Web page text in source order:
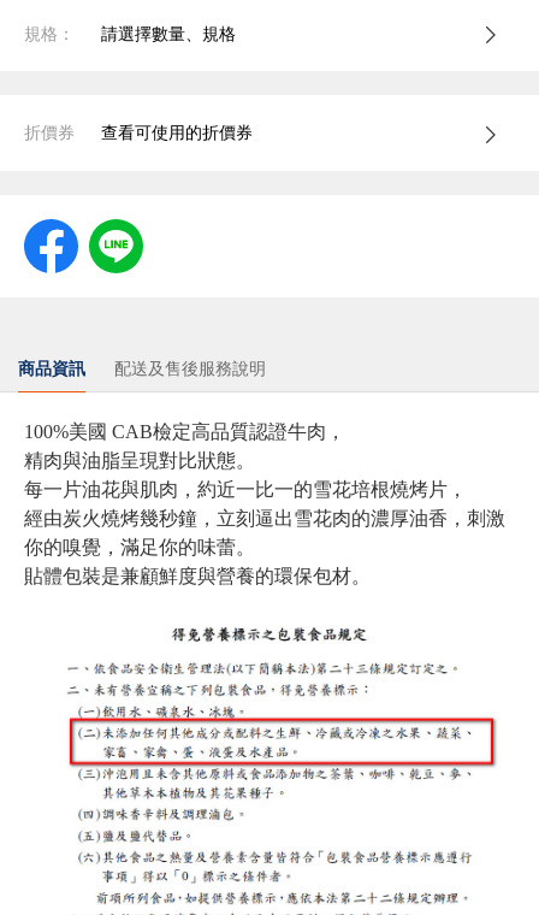
規格： 請選擇數量、規格
折價券 查看可使用的折價券
商品資訊 配送及售後服務說明
100%美國 CAB檢定高品質認證牛肉，
精肉與油脂呈現對比狀態。
每一片油花與肌肉，約近一比一的雪花培根燒烤片，
經由炭火燒烤幾秒鐘， 立刻逼出雪花肉的濃厚油香， 刺激
你的嗅覺，滿足你的味蕾。
貼體包裝是兼顧鮮度與營養的環保包材。